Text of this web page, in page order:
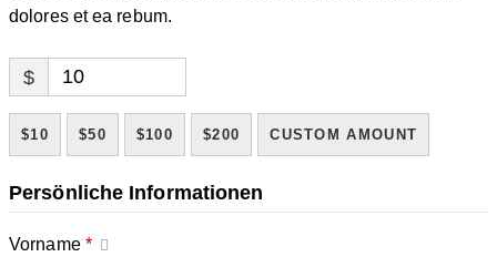
dolores et ea rebum.
$
$10 $50 $100 $200 CUSTOM AMOUNT
Persönliche Informationen
Vorname *